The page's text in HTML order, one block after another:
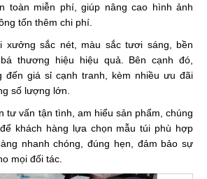
toàn miễn phí, giúp nâng cao hình ảnh
tốn thêm chi phí.
xưởng sắc nét, màu sắc tươi sáng, bền
thương hiệu hiệu quả. Bên cạnh đó,
đến giá sỉ cạnh tranh, kèm nhiều ưu đãi
số lượng lớn.
tư vấn tận tình, am hiểu sản phẩm, chúng
khách hàng lựa chọn mẫu túi phù hợp
nhanh chóng, đúng hẹn, đảm bảo sự
mọi đối tác.